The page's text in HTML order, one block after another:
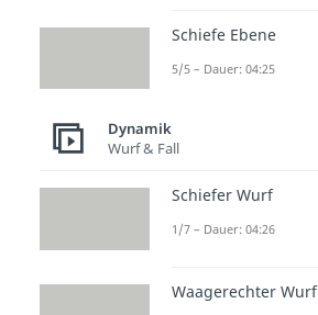
Schiefe Ebene
5/5 – Dauer: 04:25
Dynamik
Wurf & Fall
Schiefer Wurf
1/7 – Dauer: 04:26
Waagerechter Wurf